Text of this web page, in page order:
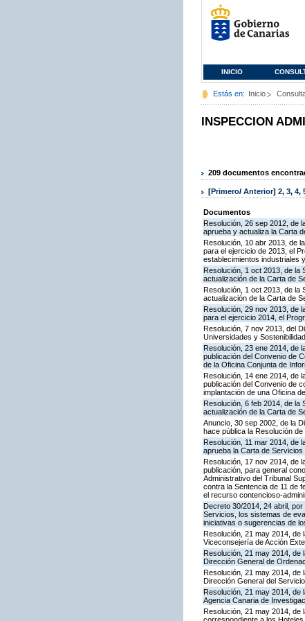
INICIO
Estás en: Inicio
INSPECCION
209 documentos
[Primero/ Anterior] 2, 3, 4,
Documentos
Resolución, 26 sep 2012, de
aprueba y actualiza la Carta
Resolución, 10 abr 2013, de
para el ejercicio de 2013, el
establecimientos industriales
Resolución, 1 oct 2013, de
actualización de la Carta de
Resolución, 1 oct 2013, de
actualización de la Carta de
Resolución, 29 nov 2013, de
para el ejercicio 2014, el
Resolución, 7 nov 2013, del
Universidades y
Resolución, 23 ene 2014, de
publicación del Convenio de
de la Oficina Conjunta de
Resolución, 14 ene 2014, de
publicación del Convenio de
implantación de una Oficina
Resolución, 6 feb 2014, de
actualización de la Carta de
Anuncio, 30 sep 2002, de la
hace pública la Resolución
Resolución, 11 mar 2014, de
aprueba la Carta de
Resolución, 17 nov 2014, de
publicación, para general
Administrativo del Tribunal
contra la Sentencia de 11 de
el recurso contencioso-
Decreto 30/2014, 24 abril,
Servicios, los sistemas de
iniciativas o sugerencias de
Resolución, 21 may 2014,
Viceconsejería de Acción
Resolución, 21 may 2014,
Dirección General de
Resolución, 21 may 2014,
Dirección General del
Resolución, 21 may 2014,
Agencia Canaria de
Resolución, 21 may 2014,